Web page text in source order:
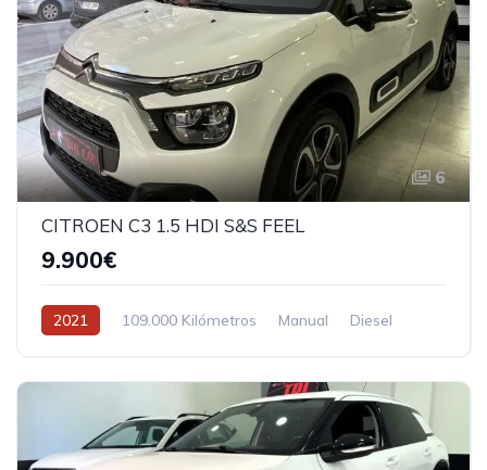
6
CITROEN C3 1.5 HDI S&S FEEL
9.900€
2021 109.000 Kilómetros Manual Diesel